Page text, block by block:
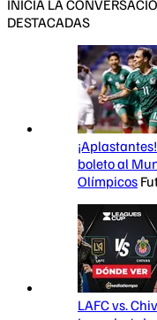
INICIA LA
DESTACADAS
boleto al
Olímpicos
LAFC vs.